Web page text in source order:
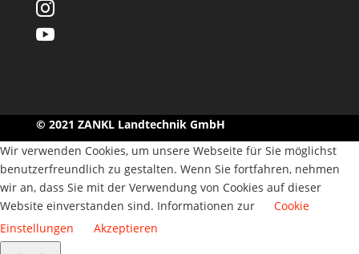


© 2021 ZANKL Landtechnik GmbH
Wir verwenden Cookies, um unsere Webseite für Sie möglichst
benutzerfreundlich zu gestalten. Wenn Sie fortfahren, nehmen
wir an, dass Sie mit der Verwendung von Cookies auf dieser
Website einverstanden sind. Informationen zur
Cookie
Einstellungen
Akzeptieren